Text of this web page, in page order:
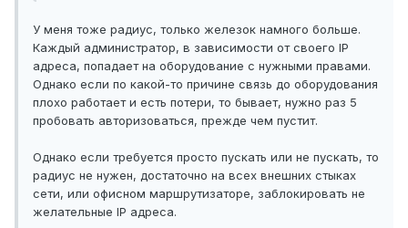
У меня тоже радиус, только железок намного больше.
Каждый администратор, в зависимости от своего IP
адреса, попадает на оборудование с нужными правами.
Однако если по какой-то причине связь до оборудования
плохо работает и есть потери, то бывает, нужно раз 5
пробовать авторизоваться, прежде чем пустит.
Однако если требуется просто пускать или не пускать, то
радиус не нужен, достаточно на всех внешних стыках
сети, или офисном маршрутизаторе, заблокировать не
желательные IP адреса.